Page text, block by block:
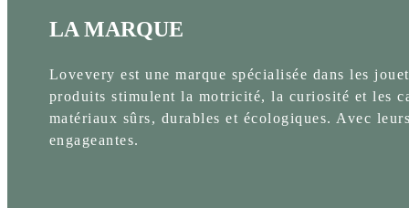
LA MARQUE
Lovevery est une marque spécialisée dans les
produits stimulent la motricité, la curiosité et les
matériaux sûrs, durables et écologiques. Avec
engageantes.